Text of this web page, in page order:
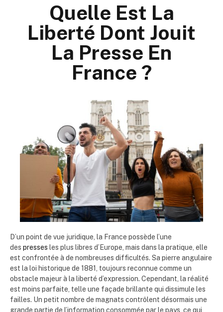
Quelle Est La
Liberté Dont Jouit
La Presse En
France ?
D’un point de vue juridique, la France possède l’une
des presses les plus libres d’Europe, mais dans la pratique, elle
est confrontée à de nombreuses difficultés. Sa pierre angulaire
est la loi historique de 1881, toujours reconnue comme un
obstacle majeur à la liberté d’expression. Cependant, la réalité
est moins parfaite, telle une façade brillante qui dissimule les
failles. Un petit nombre de magnats contrôlent désormais une
grande partie de l’information consommée par le pays, ce qui